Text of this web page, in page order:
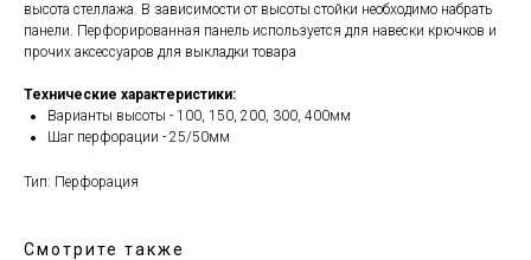
высота стеллажа. В зависимости от высоты стойки необходимо набрать
панели. Перфорированная панель используется для навески крючков и
прочих аксессуаров для выкладки товара
Технические характеристики:
Варианты высоты - 100, 150, 200, 300, 400мм
Шаг перфорации - 25/50мм
Тип: Перфорация
Смотрите также